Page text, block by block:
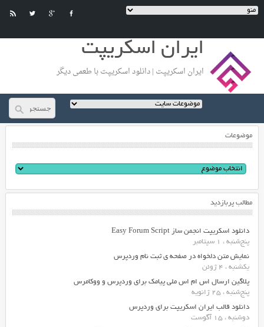
ایران اسکریپت
ایران اسکریپت | دانلود اسکریپت با طعمی دیگر
موضوعات
مطالب پربازدید
دانلود اسکریپت انجمن ساز Easy Forum Script
پنج‌شنبه ، 1 سپتامبر
نمایش متن دلخواه در صفحه ی ثبت نام وردپرس
یکشنبه ، 4 ژوئن
پلاگین ارسال اس ام اس ملی پیامک برای وردپرس و ووکامرس
پنج‌شنبه ، 25 ژانویه
دانلود قالب ایران اسکریپت برای وردپرس
دوشنبه ، 15 آگوست